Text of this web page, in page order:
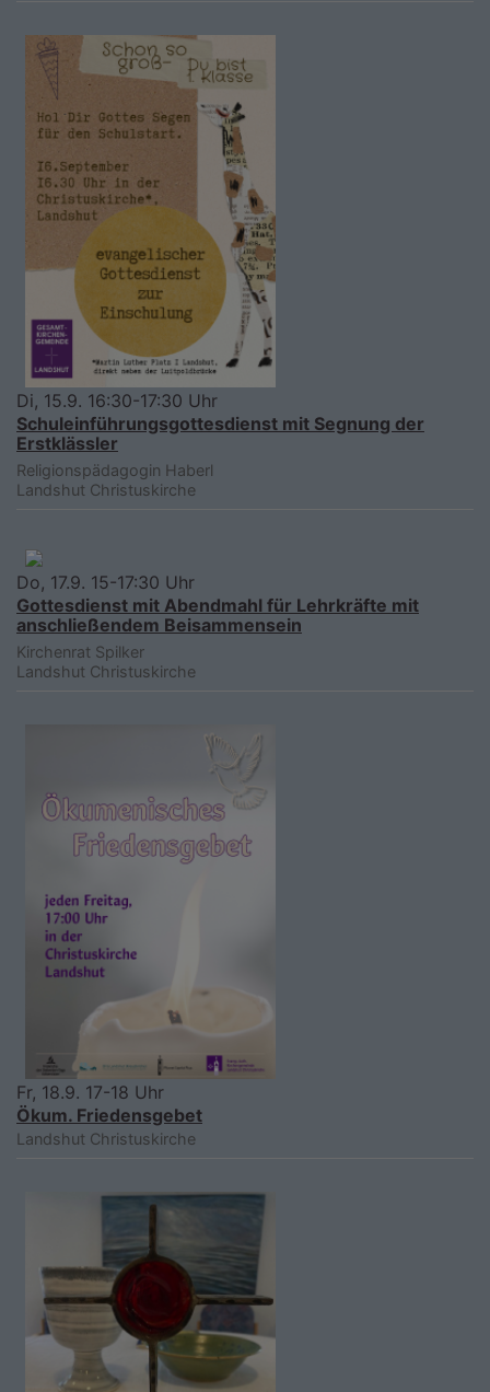
Di, 15.9. 16:30-17:30 Uhr
Schuleinführungsgottesdienst mit Segnung der
Erstklässler
Religionspädagogin Haberl
Landshut Christuskirche
Do, 17.9. 15-17:30 Uhr
Gottesdienst mit Abendmahl für Lehrkräfte mit
anschließendem Beisammensein
Kirchenrat Spilker
Landshut Christuskirche
Fr, 18.9. 17-18 Uhr
Ökum. Friedensgebet
Landshut Christuskirche